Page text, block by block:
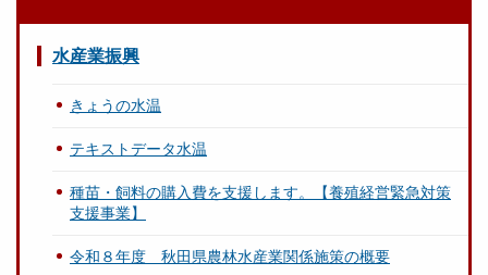
水産業振興
きょうの水温
テキストデータ水温
種苗・飼料の購入費を支援します。【養殖経営緊急対策
支援事業】
令和８年度 秋田県農林水産業関係施策の概要